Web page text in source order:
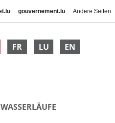
gouvernement.lu Andere Seiten
FR LU EN
WASSERLÄUFE